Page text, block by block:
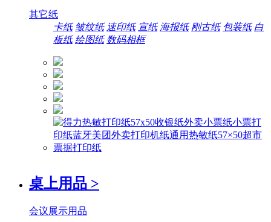
其它纸
卡纸 皱纹纸 速印纸 宣纸 海报纸 刚古纸 包装纸 白
板纸 绘图纸 数码相框
桌上用品 >
会议展示用品